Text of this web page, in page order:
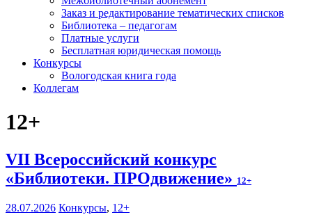
Заказ и редактирование тематических списков
Библиотека – педагогам
Платные услуги
Бесплатная юридическая помощь
Конкурсы
Вологодская книга года
Коллегам
12+
VII Всероссийский конкурс
«Библиотеки. ПРОдвижение» 12+
28.07.2026 Конкурсы, 12+